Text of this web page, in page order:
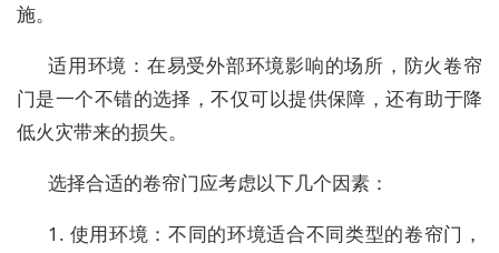
施。
适用环境：在易受外部环境影响的场所，防火卷帘
门是一个不错的选择，不仅可以提供保障，还有助于降
低火灾带来的损失。
选择合适的卷帘门应考虑以下几个因素：
1. 使用环境：不同的环境适合不同类型的卷帘门，